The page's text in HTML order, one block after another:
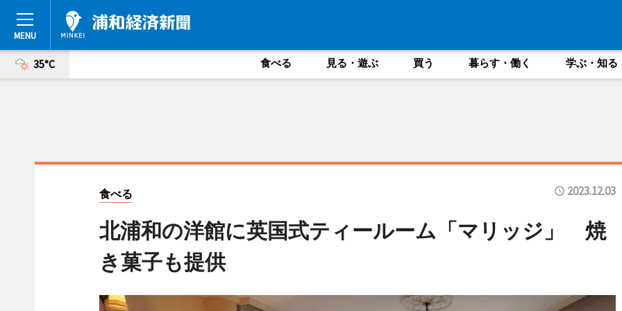
35°C 食べる 見る・遊ぶ 買う 暮らす・働く 学ぶ・知る
食べる 2023.12.03
北浦和の洋館に英国式ティールーム「マリッジ」 焼
き菓子も提供